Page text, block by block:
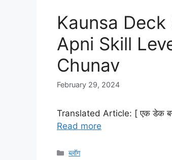
Kaunsa
Apni Skill
Chunav
February 29, 2024
Translated Article: [ एक डेक
Read more
Categories
ब्लॉग